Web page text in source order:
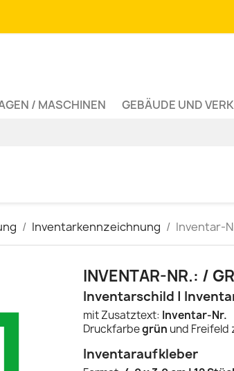
/ MASCHINEN GEBÄUDE UND
Inventarkennzeichnung Inventar-
INVENTAR-NR.: /
Inventarschild |
mit Zusatztext: Inventar-Nr.
Druckfarbegrün und Freifeld
Inventaraufkleber